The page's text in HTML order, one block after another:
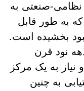
نظامی-صنعتی به
به طور قابل
بخشیده است.
نود قرن
نیاز به یک مرکز
به چنین